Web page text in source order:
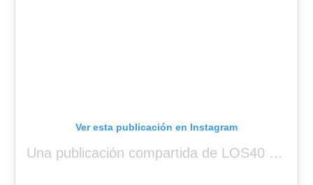
Ver esta publicación en Instagram
Una publicación compartida de LOS40 Panamá 🇵🇦 🎙️🎶 (@los40panama)